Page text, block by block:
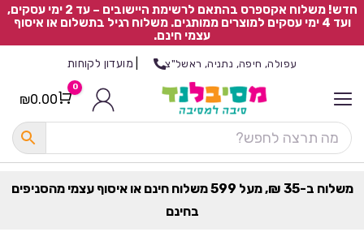
חדש! משלוח אקספרס בהתאם לרשימת היישובים – עד 2 ימי עסקים,
ועד 4 ימי עסקים למוצרים ממותגים. משלוח רגיל בתשלום או איסוף
עצמי חינם.
עפולה, חיפה, נתניה, ראשל"צ מועדון לקוחות
Cart
0
₪0.00
משלוח ב-35 ₪, מעל 599 משלוח חינם או איסוף עצמי מהסניפים
בחינם